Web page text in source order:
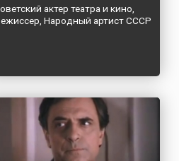
актер театра и кино,
Народный артист СССР